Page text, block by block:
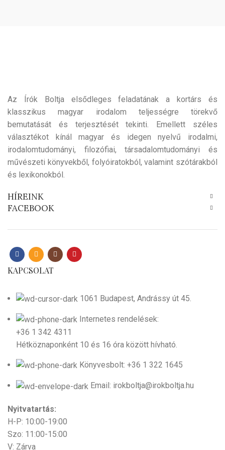
Az Írók Boltja elsődleges feladatának a kortárs és
klasszikus magyar irodalom teljességre törekvő
bemutatását és terjesztését tekinti. Emellett széles
választékot kínál magyar és idegen nyelvű irodalmi,
irodalomtudományi, filozófiai, társadalomtudományi és
művészeti könyvekből, folyóiratokból, valamint szótárakból
és lexikonokból.
HÍREINK
FACEBOOK
KAPCSOLAT
1061 Budapest, Andrássy út 45.
Internetes rendelések:
+36 1 342 4311
Hétköznaponként 10 és 16 óra között hívható.
Könyvesbolt: +36 1 322 1645
Email: irokboltja@irokboltja.hu
Nyitvatartás:
H-P: 10:00-19:00
Szo: 11:00-15:00
V: Zárva